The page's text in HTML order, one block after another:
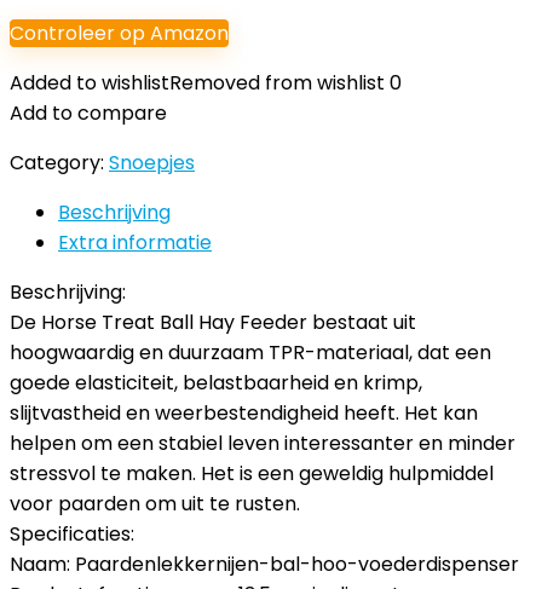
Controleer op Amazon
Added to wishlistRemoved from wishlist 0
Add to compare
Category: Snoepjes
Beschrijving
Extra informatie
Beschrijving:
De Horse Treat Ball Hay Feeder bestaat uit
hoogwaardig en duurzaam TPR-materiaal, dat een
goede elasticiteit, belastbaarheid en krimp,
slijtvastheid en weerbestendigheid heeft. Het kan
helpen om een stabiel leven interessanter en minder
stressvol te maken. Het is een geweldig hulpmiddel
voor paarden om uit te rusten.
Specificaties:
Naam: Paardenlekkernijen-bal-hoo-voederdispenser